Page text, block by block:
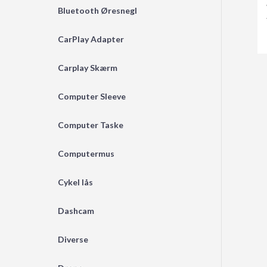
Bluetooth Øresnegl
CarPlay Adapter
Carplay Skærm
Computer Sleeve
Computer Taske
Computermus
Cykel lås
Dashcam
Diverse